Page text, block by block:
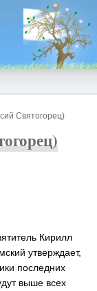
Святогорец)
Кирилл
утверждает,
последних
выше всех